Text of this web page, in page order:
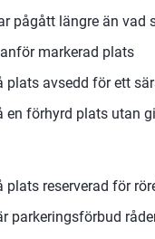
pågått längre än
markerad plats
plats avsedd för ett
en förhyrd plats utan
plats reserverad för
parkeringsförbud